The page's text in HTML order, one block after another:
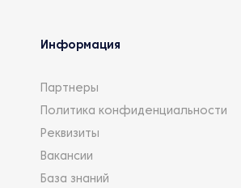
Информация
Партнеры
Политика конфиденциальности
Реквизиты
Вакансии
База знаний